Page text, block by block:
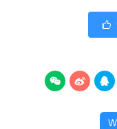

  